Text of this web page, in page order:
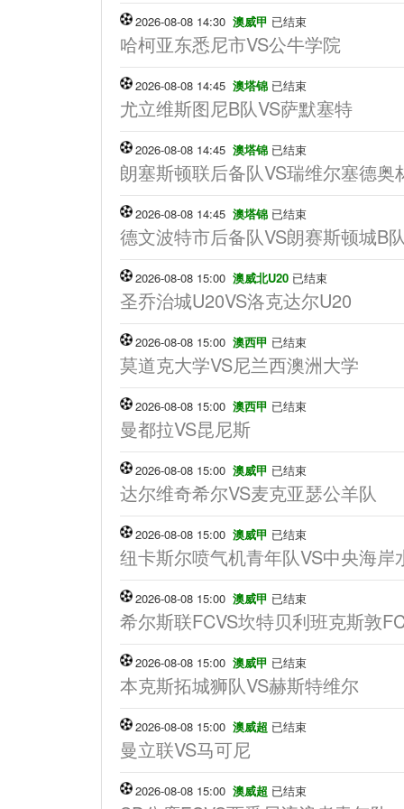
2026-08-08 14:30 澳威甲 已结束
哈柯亚东悉尼市VS公牛学院
2026-08-08 14:45 澳塔锦 已结束
尤立维斯图尼B队VS萨默塞特
2026-08-08 14:45 澳塔锦 已结束
朗塞斯顿联后备队VS瑞维尔塞德奥
2026-08-08 14:45 澳塔锦 已结束
德文波特市后备队VS朗赛斯顿城B队
2026-08-08 15:00 澳威北U20 已结束
圣乔治城U20VS洛克达尔U20
2026-08-08 15:00 澳西甲 已结束
莫道克大学VS尼兰西澳洲大学
2026-08-08 15:00 澳西甲 已结束
曼都拉VS昆尼斯
2026-08-08 15:00 澳威甲 已结束
达尔维奇希尔VS麦克亚瑟公羊队
2026-08-08 15:00 澳威甲 已结束
纽卡斯尔喷气机青年队VS中央海岸
2026-08-08 15:00 澳威甲 已结束
希尔斯联FCVS坎特贝利班克斯敦
2026-08-08 15:00 澳威甲 已结束
本克斯拓城狮队VS赫斯特维尔
2026-08-08 15:00 澳威超 已结束
曼立联VS马可尼
2026-08-08 15:00 澳威超 已结束